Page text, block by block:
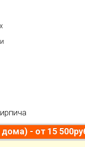
- от 15